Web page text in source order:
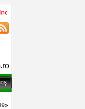
si microfon TCL 50